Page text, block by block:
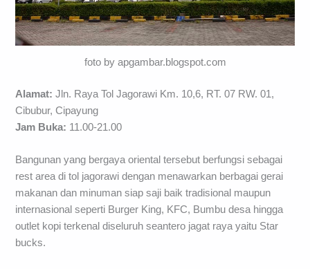
foto by apgambar.blogspot.com
Alamat: Jln. Raya Tol Jagorawi Km. 10,6, RT. 07 RW. 01,
Cibubur, Cipayung
Jam Buka: 11.00-21.00
Bangunan yang bergaya oriental tersebut berfungsi sebagai
rest area di tol jagorawi dengan menawarkan berbagai gerai
makanan dan minuman siap saji baik tradisional maupun
internasional seperti Burger King, KFC, Bumbu desa hingga
outlet kopi terkenal diseluruh seantero jagat raya yaitu Star
bucks.